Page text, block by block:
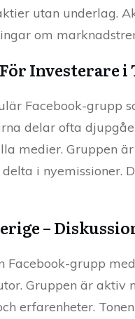
utan underlag.
om
Investerare
Facebook-grupp
delar ofta
medier. Gruppen
i nyemissioner.
–
Facebook-grupp
Gruppen är
erfarenheter.